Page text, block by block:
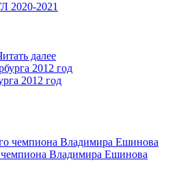
2020-2021
далее
2012 год
Владимира Ешинова